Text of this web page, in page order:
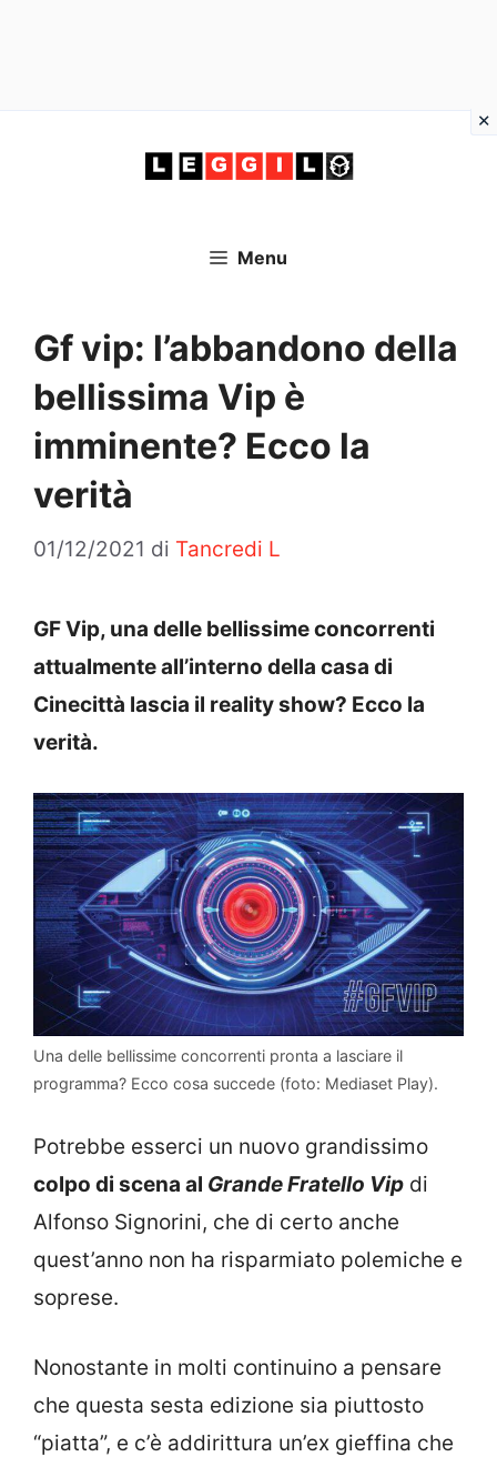
Menu
Gf vip: l’abbandono della
bellissima Vip è
imminente? Ecco la
verità
01/12/2021 di Tancredi L
GF Vip, una delle bellissime concorrenti
attualmente all’interno della casa di
Cinecittà lascia il reality show? Ecco la
verità.
Una delle bellissime concorrenti pronta a lasciare il
programma? Ecco cosa succede (foto: Mediaset Play).
Potrebbe esserci un nuovo grandissimo
colpo di scena al Grande Fratello Vip di
Alfonso Signorini, che di certo anche
quest’anno non ha risparmiato polemiche e
soprese.
Nonostante in molti continuino a pensare
che questa sesta edizione sia piuttosto
“piatta”, e c’è addirittura un’ex gieffina che